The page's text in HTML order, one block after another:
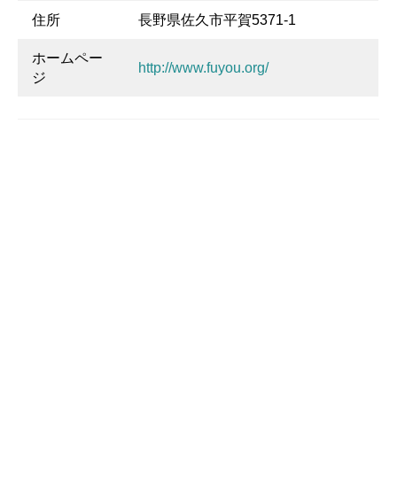
住所 長野県佐久市平賀5371-1
ホームペー
ジ
http://www.fuyou.org/